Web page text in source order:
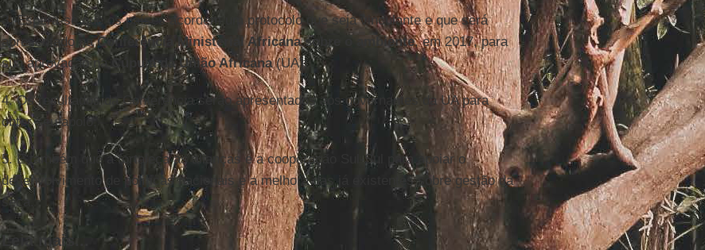
3. Espera-se que os países acordem um protocolo que seja vinculante e que será
apresentado naConferência Ministerial Africana sobre o ambiente, em 2017, para
sua aprovação naCúpula da União Africana(UA);
4. Os resultados da Conferência serão apresentados aos governantes da UA para
obter seu apoio;
5. E também que a fortaleça as alianças e a cooperação Sul-Sul para apoiar o
desenvolvimento de políticas nacionais e a melhora das já existentes sobre gestão da
seca.
Leia mais...